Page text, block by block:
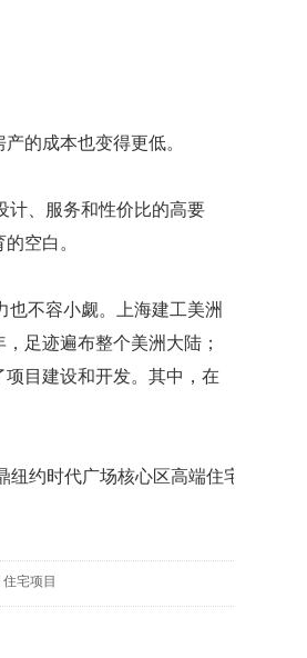
的成本也变得更低。
、服务和性价比的高要
空白。
不容小觑。上海建工美洲
足迹遍布整个美洲大陆；
目建设和开发。其中，在
住宅项目